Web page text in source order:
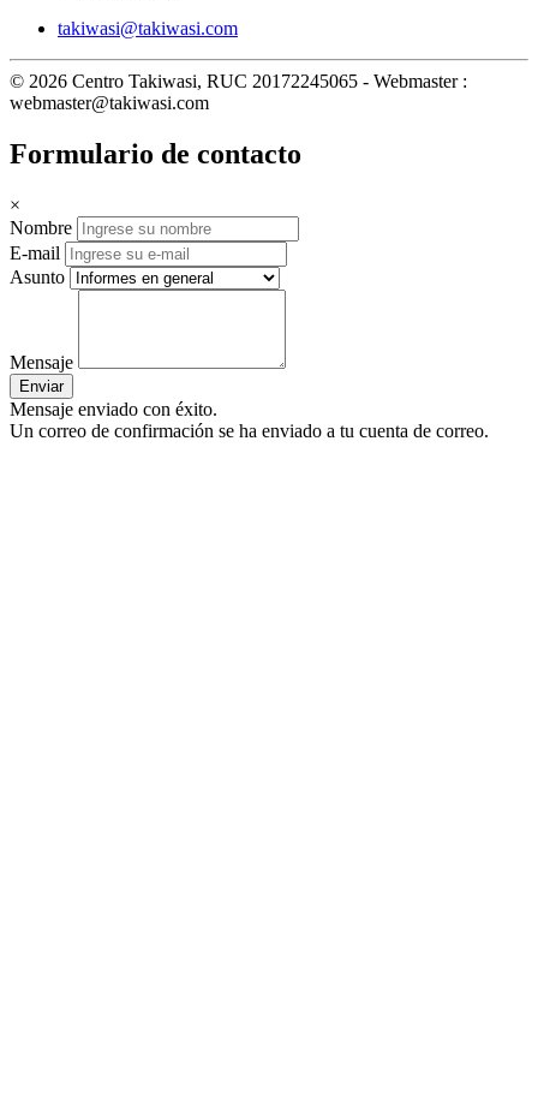
takiwasi@takiwasi.com
© 2026 Centro Takiwasi, RUC 20172245065 - Webmaster :
webmaster@takiwasi.com
Formulario de contacto
×
Nombre
E-mail
Asunto
Mensaje
Enviar
Mensaje enviado con éxito.
Un correo de confirmación se ha enviado a tu cuenta de correo.